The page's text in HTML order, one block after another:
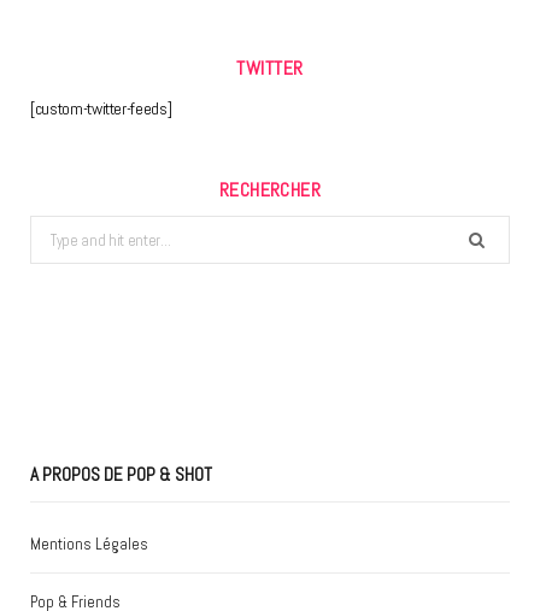
TWITTER
[custom-twitter-feeds]
RECHERCHER
Search
for:
A PROPOS DE POP & SHOT
Mentions Légales
Pop & Friends